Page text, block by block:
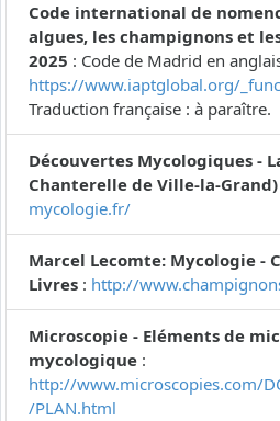
Code international de
algues, les champignons et
2025 : Code de Madrid en
https://www.iaptglobal.org/
Traduction française : à paraître.
Découvertes Mycologiques -
Chanterelle de Ville-la-Grand)
mycologie.fr/
Marcel Lecomte: Mycologie -
Livres : http://
Microscopie - Eléments de
mycologique :
http://www.microscopies.com/
/PLAN.html